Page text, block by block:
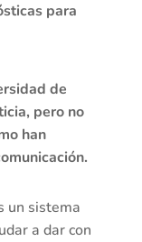
para
de
pero no
han
un sistema
a dar con